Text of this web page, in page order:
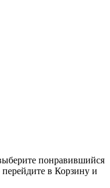
понравившийся
перейдите в Корзину и